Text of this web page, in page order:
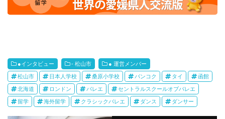
●インタビュー - 松山市 ● 運営メンバー
松山市 日本人学校 桑原小学校 バンコク タイ 函館
北海道 ロンドン バレエ セントラルスクールオブバレエ
留学 海外留学 クラシックバレエ ダンス ダンサー